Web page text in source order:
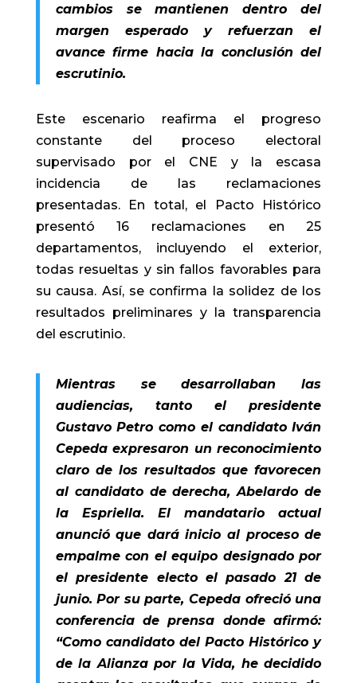
cambios se mantienen dentro del
margen esperado y refuerzan el
avance firme hacia la conclusión del
escrutinio.
Este escenario reafirma el progreso
constante del proceso electoral
supervisado por el CNE y la escasa
incidencia de las reclamaciones
presentadas. En total, el Pacto Histórico
presentó 16 reclamaciones en 25
departamentos, incluyendo el exterior,
todas resueltas y sin fallos favorables para
su causa. Así, se confirma la solidez de los
resultados preliminares y la transparencia
del escrutinio.
Mientras se desarrollaban las
audiencias, tanto el presidente
Gustavo Petro como el candidato Iván
Cepeda expresaron un reconocimiento
claro de los resultados que favorecen
al candidato de derecha, Abelardo de
la Espriella. El mandatario actual
anunció que dará inicio al proceso de
empalme con el equipo designado por
el presidente electo el pasado 21 de
junio. Por su parte, Cepeda ofreció una
conferencia de prensa donde afirmó:
“Como candidato del Pacto Histórico y
de la Alianza por la Vida, he decidido